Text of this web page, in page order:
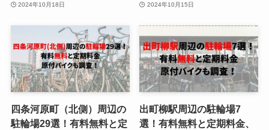
2024年10月18日 2024年10月15日
四条河原町（北側）周辺の
駐輪場29選！有料無料と定
出町柳駅周辺の駐輪場7
選！有料無料と定期料金、